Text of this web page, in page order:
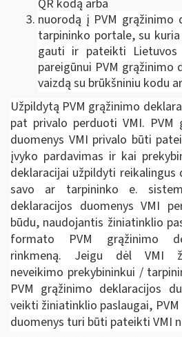
QR kodą arba
nuorodą į PVM grąžinimo
tarpininko portale, su
gauti ir pateikti Lietuvos
pareigūnui PVM grąžinimo
vaizdą su brūkšniniu kodu
Užpildytą PVM grąžinimo
pat privalo perduoti VMI. PVM
duomenys VMI privalo būti
įvyko pardavimas ir kai
deklaracijai užpildyti reikalingus
savo ar tarpininko e.
deklaracijos duomenys VMI
būdu, naudojantis žiniatinklio
formato PVM grąžinimo
rinkmeną. Jeigu dėl VMI
neveikimo prekybininkui /
PVM grąžinimo deklaracijos
veikti žiniatinklio paslaugai,
duomenys turi būti pateikti VMI